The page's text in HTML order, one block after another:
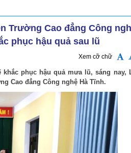
Trường Cao đẳng Công
phục hậu quả sau lũ
Xem cỡ chữ
phục hậu quả mưa lũ, sáng nay,
Cao đẳng Công nghệ Hà Tĩnh.